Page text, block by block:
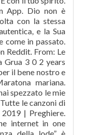
App. Dio non è
con la stessa
e la Sua
come in passato.
Reddit. From: Le
Grua 3 0 2 years
il bene nostro e
mariana.
spezzato le mie
le canzoni di
| Preghiere.
internet in one